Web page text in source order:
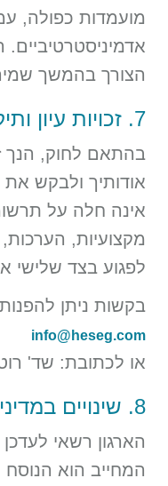
מועמדות כפולה,
הצורך בהמשך
7. זכויות עיון ותיקון
בהתאם לחוק, הנך
אודותיך ולבקש את
אינה חלה על
מקצועיות,
לפגוע בצד שלישי
בקשות ניתן
info@heseg.com
או לכתובת: שד' רוטשילד 46,
8. שינויים במדיניות
הארגון רשאי
המחייב הוא